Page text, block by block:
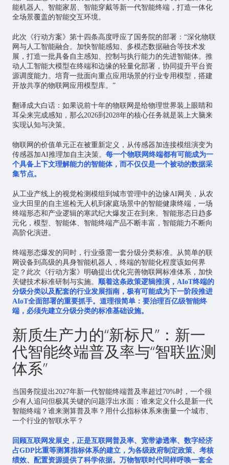
能机器人、 智能家居、智能穿戴等新一代智能终端，打造一体化
全场景覆盖的智能交互环境。
此次《行动方案》第十四条高度呼应了国务院的部署：“深化物联
网与人工智能融合。加快智能感知、多模态数据融合等技术发
展，打造一批具备自主感知、控制与执行能力的先进智能体。推
动人工智能大模型在终端和边缘的轻量化部署，协同提升平台资
源调度能力。培育一批面向重点应用场景的行业专用模型，搭建
开放共享的物联网应用模型库。”
翻译成大白话：如果说前十年的物联网是给物理世界装上眼睛和
耳朵来完成感知，那么2026到2028年的核心任务就是装上大脑来
实现认知与决策。
物联网的价值单元正在被重新定义，从传感器加连接模组演变为
传感器加AI推理加自主决策。 每一个物联网终端都有可能成为一
个具备上下文理解能力的智能体，而不仅仅是一个被动的数据采
集节点。
从工业产线上的视觉检测模组到城市管理中的边缘AI网关，从农
业大田里的自主巡检无人机到家庭场景中的智能健康终端，一场
终端形态和产业逻辑的寒武纪大爆发正在到来。智能形态日趋多
元化，模型、智能体、智能终端产品不断丰富，智能能力不断向
高阶化演进。
终端形态爆发的同时，行业亟需一套分级分类标准。从简单的联
网设备到高级的具身智能机器人，终端的智能化程度该如何界
定？此次《行动方案》明确提出优化完善物联网标准体系，加快
关键技术标准研制与实施。 顺着这条政策逻辑推演，AIoT终端的
分级分类以及配套的行业发展指南，极有可能成为下一阶段推进
AIoT全面部署的重要抓手。道理很简单：要治理百亿级智能终
端，必须先建立分级分类的标准基础设施。
新质生产力的“新标尺”：新一
代智能终端普及率与“智联监测
体系”
当国务院提出2027年新一代智能终端普及率超过70%时，一个很
少有人追问但极其关键的问题浮出水面：谁来定义什么是新一代
智能终端？谁来测算普及率？用什么指标体系来衡量一个城市、
一个行业的智联水平？
回顾互联网发展史，正是互联网普及率、宽带渗透率、数字经济
占GDP比重等测算指标体系的建立，为各级政府制定政策、考核
绩效、配置资源提供了科学依据。万物智联时代同样呼唤一套全